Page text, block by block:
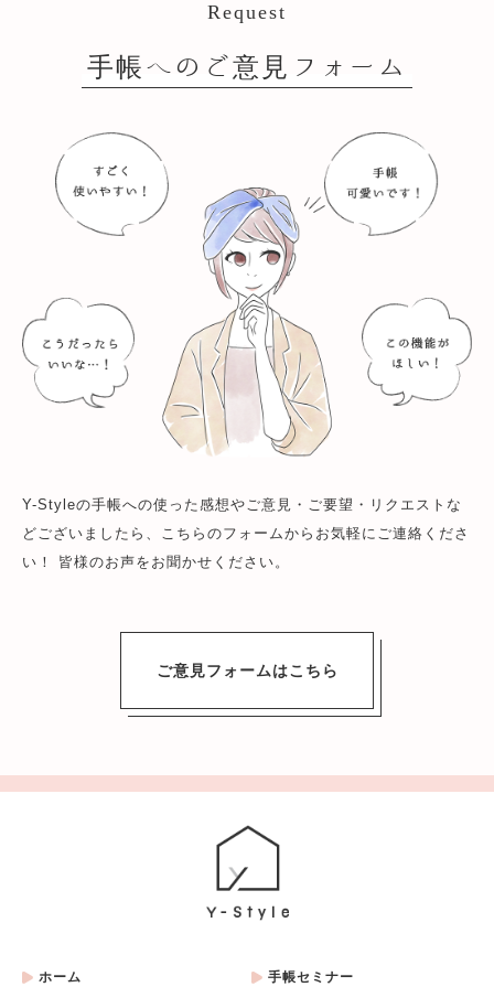
Request
手帳へのご意見フォーム
Y-Styleの手帳への使った感想やご意見・ご要望・リクエストな
どございましたら、こちらのフォームからお気軽にご連絡くださ
い！ 皆様のお声をお聞かせください。
ご意見フォームはこちら
ホーム 手帳セミナー